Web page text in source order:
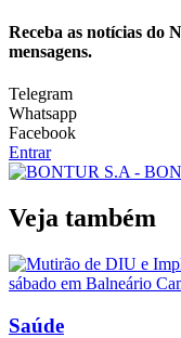
Receba as notícias do
mensagens.
Telegram
Whatsapp
Facebook
Entrar
Veja também
Saúde